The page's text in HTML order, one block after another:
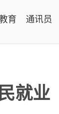
育 通讯员
就业